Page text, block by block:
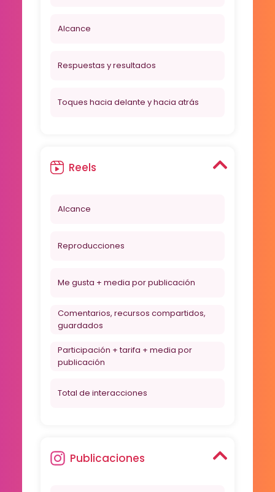
Alcance
Respuestas y resultados
Toques hacia delante y hacia atrás
Reels
Alcance
Reproducciones
Me gusta + media por publicación
Comentarios, recursos compartidos,
guardados
Participación + tarifa + media por
publicación
Total de interacciones
Publicaciones